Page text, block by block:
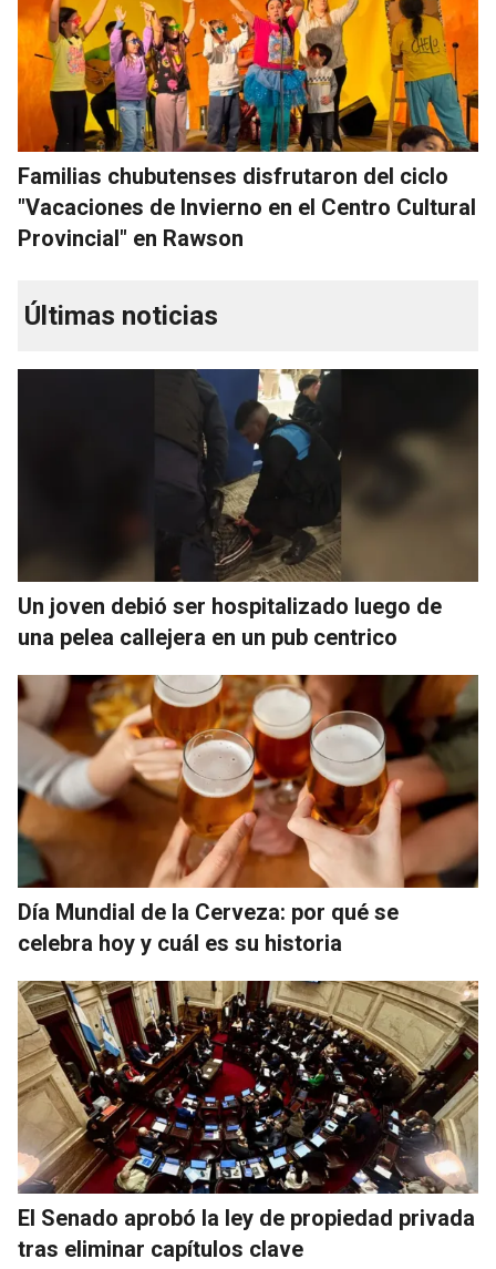
Familias chubutenses disfrutaron del ciclo
"Vacaciones de Invierno en el Centro Cultural
Provincial" en Rawson
Últimas noticias
Un joven debió ser hospitalizado luego de
una pelea callejera en un pub centrico
Día Mundial de la Cerveza: por qué se
celebra hoy y cuál es su historia
El Senado aprobó la ley de propiedad privada
tras eliminar capítulos clave